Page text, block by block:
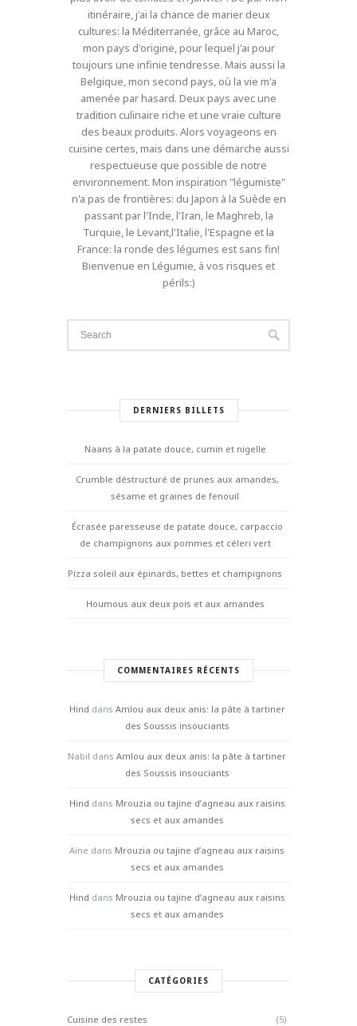
itinéraire, j'ai la chance de marier deux
cultures: la Méditerranée, grâce au Maroc,
mon pays d'origine, pour lequel j'ai pour
toujours une infinie tendresse. Mais aussi la
Belgique, mon second pays, où la vie m'a
amenée par hasard. Deux pays avec une
tradition culinaire riche et une vraie culture
des beaux produits. Alors voyageons en
cuisine certes, mais dans une démarche aussi
respectueuse que possible de notre
environnement. Mon inspiration "légumiste"
n'a pas de frontières: du Japon à la Suède en
passant par l'Inde, l'Iran, le Maghreb, la
Turquie, le Levant,l'Italie, l'Espagne et la
France: la ronde des légumes est sans fin!
Bienvenue en Légumie, à vos risques et
périls:)
DERNIERS BILLETS
Naans à la patate douce, cumin et nigelle
Crumble déstructuré de prunes aux amandes,
sésame et graines de fenouil
Écrasée paresseuse de patate douce, carpaccio
de champignons aux pommes et céleri vert
Pizza soleil aux épinards, bettes et champignons
Houmous aux deux pois et aux amandes
COMMENTAIRES RÉCENTS
Hind dans Amlou aux deux anis: la pâte à tartiner
des Soussis insouciants
Nabil dans Amlou aux deux anis: la pâte à tartiner
des Soussis insouciants
Hind dans Mrouzia ou tajine d’agneau aux raisins
secs et aux amandes
Aine dans Mrouzia ou tajine d’agneau aux raisins
secs et aux amandes
Hind dans Mrouzia ou tajine d’agneau aux raisins
secs et aux amandes
CATÉGORIES
Cuisine des restes (5)